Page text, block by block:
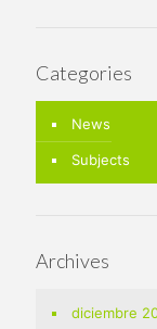
Categories
News
Subjects
Archives
diciembre